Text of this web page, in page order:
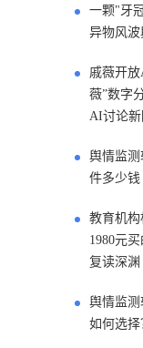
一颗"牙
异物风
戚薇开
薇”数字
AI讨论
舆情监
件多少钱
教育机构
1980元
复读深渊
舆情监
如何选择